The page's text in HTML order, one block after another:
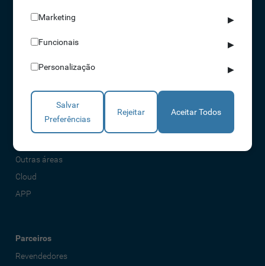
Soluções
Acessos
Torniquetes
Parques Auto
Rondas e Serviços
Outras áreas
Cloud
APP
Parceiros
Revendedores
Marketing ▶
Funcionais ▶
Personalização ▶
Salvar
Preferências
Rejeitar Aceitar Todos